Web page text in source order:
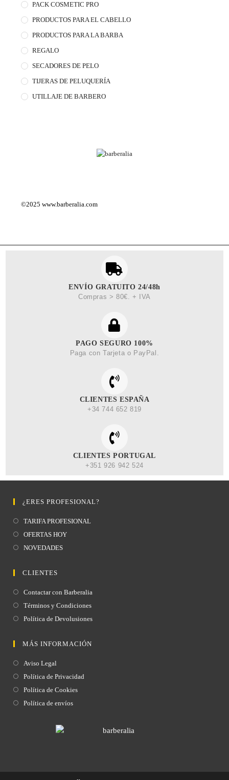
PACK COSMETIC PRO
PRODUCTOS PARA EL CABELLO
PRODUCTOS PARA LA BARBA
REGALO
SECADORES DE PELO
TIJERAS DE PELUQUERÍA
UTILLAJE DE BARBERO
©2025www.barberalia.com
ENVÍO GRATUITO 24/48h
Compras > 80€. + IVA
PAGO SEGURO 100%
Paga con Tarjeta o PayPal.
CLIENTES ESPAÑA
+34 744 652 819
CLIENTES PORTUGAL
+351 926 942 524
MÁS INFORMACIÓN
Aviso Legal
Política de Privacidad
Política de Cookies
Política de envíos
CLIENTES
Contactar con Barberalia
Términos y Condiciones
Política de Devolusiones
¿ERES PROFESIONAL?
TARIFA PROFESIONAL
OFERTAS HOY
NOVEDADES